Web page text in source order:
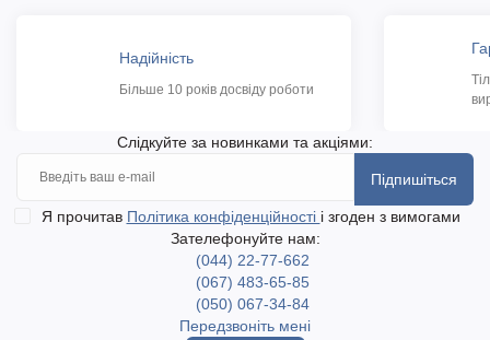
Надійність
Більше 10 років досвіду роботи
Слідкуйте за новинками та акціями:
Підпишіться
Я прочитав Політика конфіденційності і згоден з вимогами
Зателефонуйте нам:
(044) 22-77-662
(067) 483-65-85
(050) 067-34-84
Передзвоніть мені